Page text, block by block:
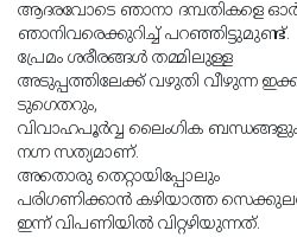
ആദരവോടെ ഞാനാ ദമ്പതികളെ
ഞാനിവരെക്കുറിച്ച് പറഞ്ഞിട്ടുമുണ്ട്.
പ്രേമം ശരീരങ്ങൾ തമ്മിലുള്ള
അടുപ്പത്തിലേക്ക് വഴുതി വീഴുന്ന
ടുഗെതറും,
വിവാഹപൂർവ്വ ലൈംഗിക
നഗ്ന സത്യമാണ്.
അതൊരു തെറ്റായിപ്പോലും
പരിഗണിക്കാൻ കഴിയാത്ത
ഇന്ന് വിപണിയിൽ വിറ്റഴിയുന്നത്.